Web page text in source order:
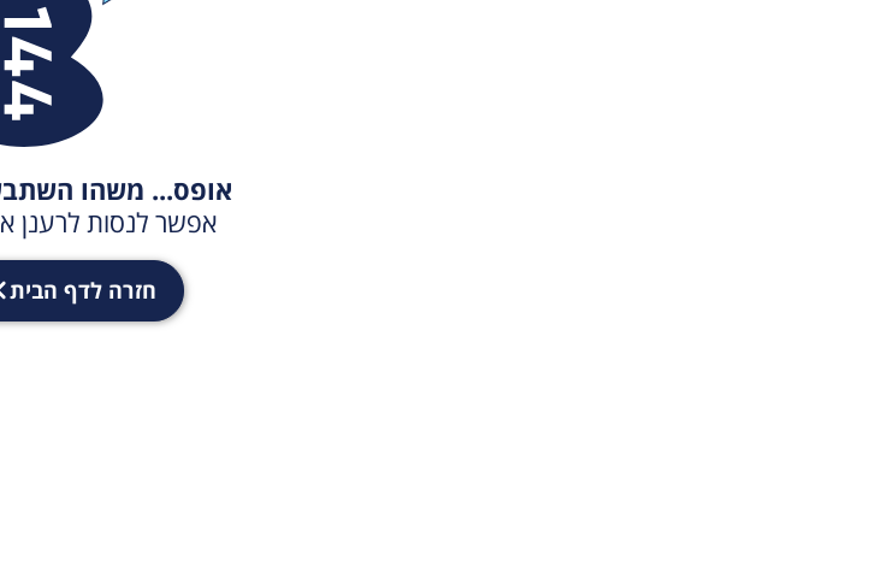
אופס... משהו
אפשר לנסות לרענן
חזרה לדף הבית